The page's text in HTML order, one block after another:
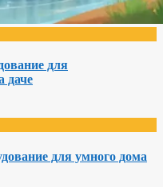
для
даче
для умного дома